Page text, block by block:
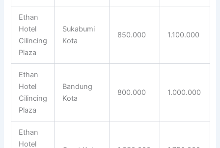
Ethan
Hotel
Cilincing
Plaza
Sukabumi
Kota
850.000 1.100.000
Ethan
Hotel
Cilincing
Plaza
Bandung
Kota
800.000 1.000.000
Ethan
Hotel